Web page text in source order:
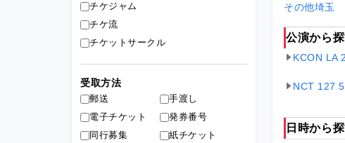
その他埼玉
公演から
KCON LA
NCT 127
日時から
チケジャム
チケ流
チケットサークル
受取方法
郵送
手渡し
電子チケット
発券番号
同行募集
紙チケット